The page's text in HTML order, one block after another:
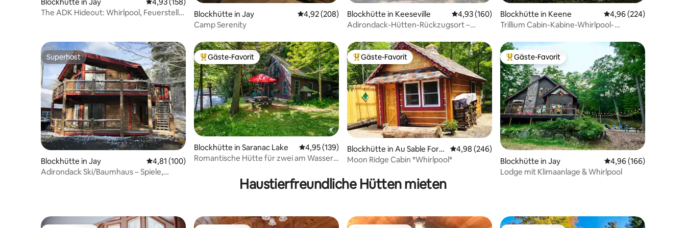
The ADK Hideout: Whirlpool, Feuerstelle
Blockhütte in Jay Durchschnittliche Bewertung: 4,92 von 5, 208 Bewertungen
4,92 (208)
Camp Serenity
Blockhütte in Keeseville Durchschnittliche Bewertung: 4,93 von 5, 160 Bewertungen
4,93 (160)
Adirondack-Hütten-Rückzugsort –
Blockhütte in Keene Durchschnittliche
4,96 (224)
Trillium Cabin-Kabine-Whirlpool-
Superhost
Superhost
Blockhütte in Jay Durchschnittliche Bewertung: 4,81 von 5, 100 Bewertungen
4,81 (100)
Adirondack Ski/Baumhaus – Spiele,
Beliebter Gäste-Favorit.
Gäste-Favorit
Blockhütte in Saranac Lake Durchschnittliche Bewertung: 4,95 von 5, 139 Bewertungen
4,95 (139)
Romantische Hütte für zwei am Wasser
Beliebter Gäste-Favorit.
Gäste-Favorit
Blockhütte in Au Sable Fork
s
Durchschnittliche Bewertung: 4,98 von 5, 246 Bewertungen
4,98 (246)
Moon Ridge Cabin *Whirlpool*
Beliebter Gäste-Favorit.
Gäste-Favorit
Blockhütte in Jay Durchschnittliche
4,96 (166)
Lodge mit Klimaanlage & Whirlpool
Haustierfreundliche Hütten mieten